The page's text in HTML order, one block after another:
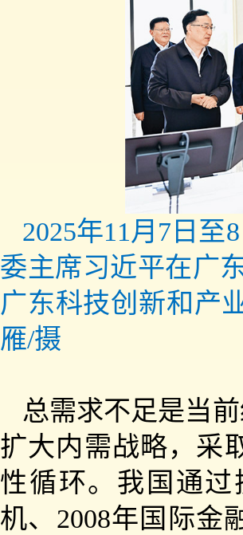
2025年11月7日
委主席习近平在广
广东科技创新和产
雁/摄
总需求不足是当
扩大内需战略，采
性循环。我国通过
机、2008年国际金